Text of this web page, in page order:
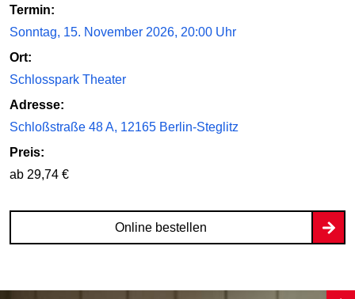
Termin:
Sonntag, 15. November 2026, 20:00 Uhr
Ort:
Schlosspark Theater
Adresse:
Schloßstraße 48 A, 12165 Berlin-Steglitz
Preis:
ab 29,74 €
Online bestellen